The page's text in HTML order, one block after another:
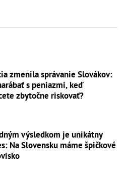
zmenila správanie Slovákov:
s peniazmi, keď
zbytočne riskovať?
výsledkom je unikátny
Na Slovensku máme špičkové